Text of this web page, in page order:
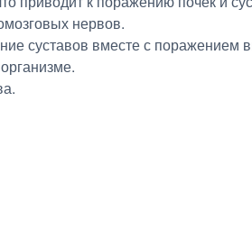
нервов.
суставов вместе с поражением